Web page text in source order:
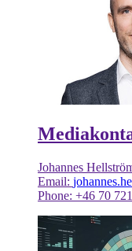
Johannes
Email:
Phone: +46 70